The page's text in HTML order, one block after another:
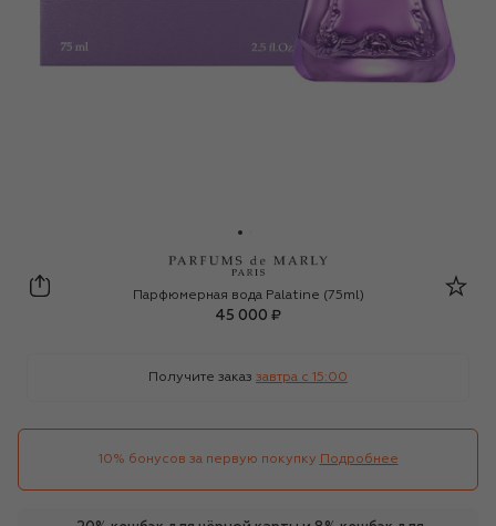
Parfums de Marly
Парфюмерная вода Palatine (75ml)
45 000 ₽
Получите заказ завтра c 15:00
10% бонусов за первую покупку Подробнее